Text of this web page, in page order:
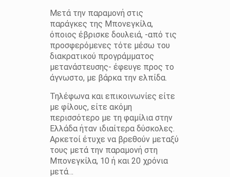
Μετά την παραμονή στις
παράγκες της Μπονεγκίλα,
όποιος έβρισκε δουλειά, -από τις
προσφερόμενες τότε μέσω του
διακρατικού προγράμματος
μετανάστευσης- έφευγε προς το
άγνωστο, με βάρκα την ελπίδα.
Τηλέφωνα και επικοινωνίες είτε
με φίλους, είτε ακόμη
περισσότερο με τη φαμίλια στην
Ελλάδα ήταν ιδιαίτερα δύσκολες.
Αρκετοί έτυχε να βρεθούν μεταξύ
τους μετά την παραμονή στη
Μπονεγκίλα, 10 ή και 20 χρόνια
μετά…